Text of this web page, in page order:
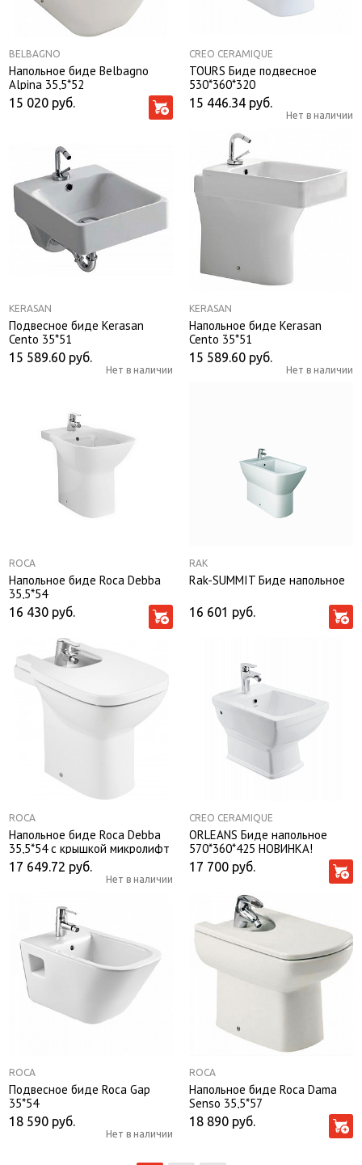
BELBAGNO
Напольное биде Belbagno
Alpina 35,5*52
15 020 руб.
CREO CERAMIQUE
TOURS Биде подвесное
530*360*320
15 446.34 руб.
Нет в наличии
KERASAN
Подвесное биде Kerasan
Cento 35*51
15 589.60 руб.
Нет в наличии
KERASAN
Напольное биде Kerasan
Cento 35*51
15 589.60 руб.
Нет в наличии
ROCA
Напольное биде Roca Debba
35,5*54
16 430 руб.
RAK
Rak-SUMMIT Биде напольное
16 601 руб.
ROCA
Напольное биде Roca Debba
35,5*54 с крышкой микролифт
17 649.72 руб.
Нет в наличии
CREO CERAMIQUE
ORLEANS Биде напольное
570*360*425 НОВИНКА!
17 700 руб.
ROCA
Подвесное биде Roca Gap
35*54
18 590 руб.
Нет в наличии
ROCA
Напольное биде Roca Dama
Senso 35,5*57
18 890 руб.